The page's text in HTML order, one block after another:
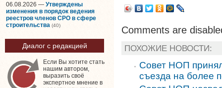
06.08.2026 — Утверждены
изменения в порядок ведения
реестров членов СРО в сфере
строительства (40)
Диалог с редакцией
Если Вы хотите стать
нашим автором,
выразить своё
экспертное мнение в
Comments are
ПОХОЖИЕ НОВОСТИ:
Совет НОП
съезда на более